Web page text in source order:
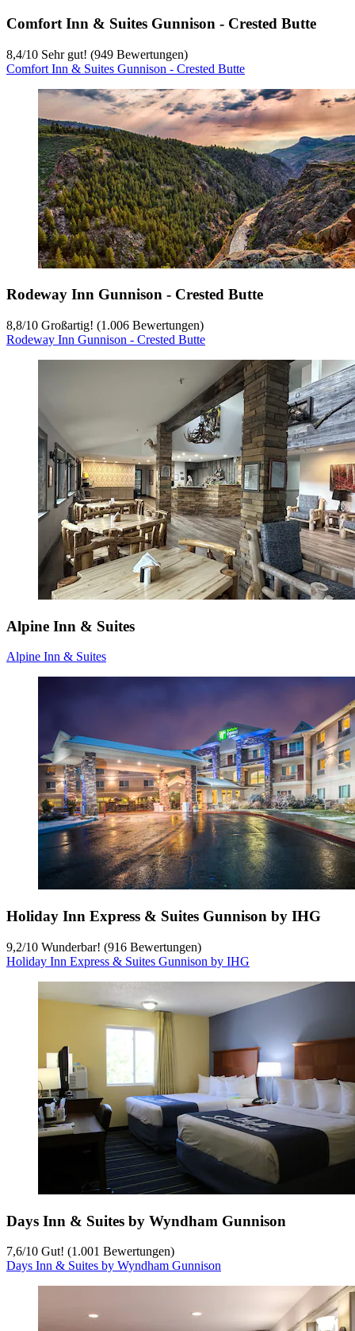
Comfort Inn & Suites Gunnison - Crested Butte
8,4/10 Sehr gut! (949 Bewertungen)
Comfort Inn & Suites Gunnison - Crested Butte
Rodeway Inn Gunnison - Crested Butte
8,8/10 Großartig! (1.006 Bewertungen)
Rodeway Inn Gunnison - Crested Butte
Alpine Inn & Suites
Alpine Inn & Suites
Holiday Inn Express & Suites Gunnison by IHG
9,2/10 Wunderbar! (916 Bewertungen)
Holiday Inn Express & Suites Gunnison by IHG
Days Inn & Suites by Wyndham Gunnison
7,6/10 Gut! (1.001 Bewertungen)
Days Inn & Suites by Wyndham Gunnison